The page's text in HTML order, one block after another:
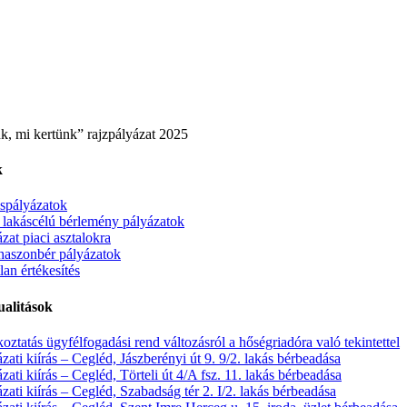
mi kertünk” rajzpályázat 2025
bérlemény pályázatok
piaci asztalokra
pályázatok
értékesítés
ügyfélfogadási rend változásról a hőségriadóra való tekintettel
kiírás – Cegléd, Jászberényi út 9. 9/2. lakás bérbeadása
kiírás – Cegléd, Törteli út 4/A fsz. 11. lakás bérbeadása
kiírás – Cegléd, Szabadság tér 2. I/2. lakás bérbeadása